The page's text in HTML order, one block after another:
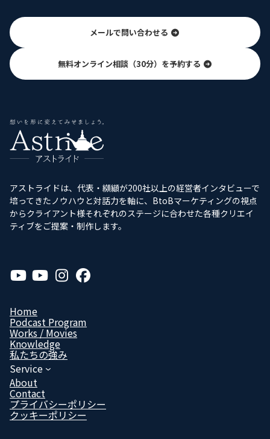
メールで問い合わせる
無料オンライン相談（30分）を予約する
アストライドは、代表・纐纈が200社以上の経営者インタビューで
培ってきたノウハウと対話力を軸に、BtoBマーケティングの視点
からクライアント様それぞれのステージに合わせた各種クリエイ
ティブをご提案・制作します。
ア
イ
リ
ン
ク
ア
イ
リ
ン
ク
ア
イ
ン
ク
ア
イ
ン
ク
Home
Podcast Program
Works / Movies
Know­ledge
私たちの強み
Service
About
Contact
プライバシーポリシー
クッキーポリシー